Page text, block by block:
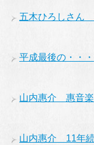
五木ひろしさん
平成最後の・・・
山内惠介 惠音楽
山内惠介 11年